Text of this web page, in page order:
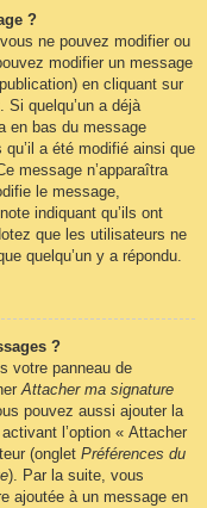
?
ne pouvez modifier ou
modifier un message
en cliquant sur
quelqu’un a déjà
en bas du message
a été modifié ainsi que
message n’apparaîtra
le message,
indiquant qu’ils ont
que les utilisateurs ne
quelqu’un y a répondu.
?
votre panneau de
Attacher ma signature
pouvez aussi ajouter la
l’option « Attacher
(onglet Préférences du
). Par la suite, vous
ajoutée à un message en